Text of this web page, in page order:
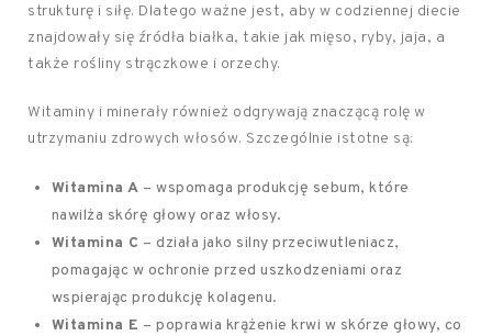
strukturę i siłę. Dlatego ważne jest, aby w codziennej diecie
znajdowały się źródła białka, takie jak mięso, ryby, jaja, a
także rośliny strączkowe i orzechy.
Witaminy i minerały również odgrywają znaczącą rolę w
utrzymaniu zdrowych włosów. Szczególnie istotne są:
Witamina A – wspomaga produkcję sebum, które
nawilża skórę głowy oraz włosy.
Witamina C – działa jako silny przeciwutleniacz,
pomagając w ochronie przed uszkodzeniami oraz
wspierając produkcję kolagenu.
Witamina E – poprawia krążenie krwi w skórze głowy, co